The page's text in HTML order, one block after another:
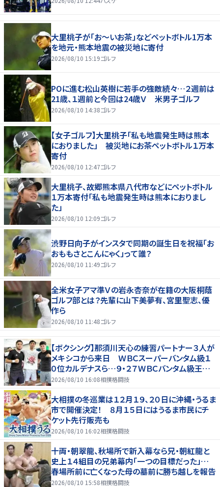
大里桃子が「お～いお茶」などペットボトル1万本
を地元・熊本地震の被災地に寄付
2026/08/10 15:19ゴルフ
POに進む松山英樹に若手の強敵続々…２週前は
21歳、１週前と今回は24歳Ｖ 米男子ゴルフ
2026/08/10 14:38ゴルフ
【女子ゴルフ】大里桃子「私も地震発生時は熊本
におりました」 被災地にお茶ペットボトル１万本
寄付
2026/08/10 12:47ゴルフ
大里桃子、故郷熊本県八代市などにペットボトル
１万本寄付「私も地震発生時は熊本におりまし
た」
2026/08/10 12:09ゴルフ
渋野日向子がインスタで同期の誕生日を祝福「お
おももさとこんにゃく」って誰？
2026/08/10 11:49ゴルフ
全米女子アマ準Ｖの岩永杏奈が在籍の大阪桐蔭
ゴルフ部とは？先輩に山下美夢有、宮里聖志、優
作ら
2026/08/10 11:48ゴルフ
【ボクシング】那須川天心の練習パートナー３人が
メキシコから来日 ＷＢＣスーパーバンタム級１
０位カルデナスら…９・２７ＷＢＣバンタム級王者・
井上拓真と再戦
2026/08/10 16:08相撲格闘技
大相撲の冬巡業は１２月１９、２０日に沖縄・うるま
市で開催決定！ ８月１５日にはうるま市民にチ
ケット先行販売も
2026/08/10 16:02相撲格闘技
十両・朝翠龍、秋場所で新入幕なら兄・朝紅龍と
史上１４組目の兄弟幕内「一つの目標だった」…
春場所前に亡くなった母の墓前に勝ち越しを報告
2026/08/10 15:58相撲格闘技